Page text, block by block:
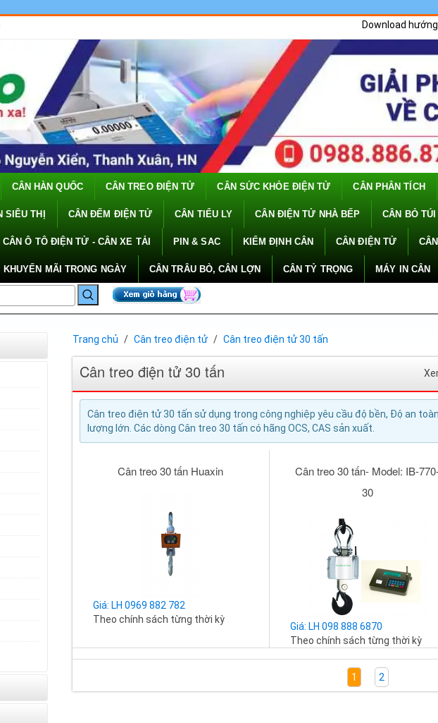
Download
CÂN HÀN QUỐC CÂN TREO ĐIỆN TỬ CÂN SỨC KHỎE ĐIỆN TỬ CÂN PHÂN TÍCH
SIÊU THỊ CÂN ĐẾM ĐIỆN TỬ CÂN TIỂU LY CÂN ĐIỆN TỬ NHÀ BẾP CÂN BỎ TÚI
CÂN Ô TÔ ĐIỆN TỬ - CÂN XE TẢI PIN & SAC KIỂM ĐỊNH CÂN CÂN ĐIỆN TỬ
KHUYẾN MÃI TRONG NGÀY CÂN TRÂU BÒ, CÂN LỢN CÂN TỶ TRỌNG MÁY IN CÂN
Trang chủ Cân treo điện tử Cân treo điện tử 30 tấn
Cân treo điện tử 30 tấn
Cân treo điện tử 30 tấn sử dụng trong công nghiệp yêu cầu độ bền, Độ an
lượng lớn. Các dòng Cân treo 30 tấn có hãng OCS, CAS sản xuất.
Cân treo 30 tấn Huaxin
Giá: LH 0969 882 782
Theo chính sách từng thời kỳ
Cân treo 30 tấn- Model: IB-
30
Giá: LH 098 888 6870
Theo chính sách từng thời kỳ
1 2